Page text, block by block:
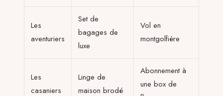
Les
aventuriers
Set de
bagages de
luxe
Vol en
montgolfière
Les
casaniers
Linge de
maison brodé
Abonnement à
une box de